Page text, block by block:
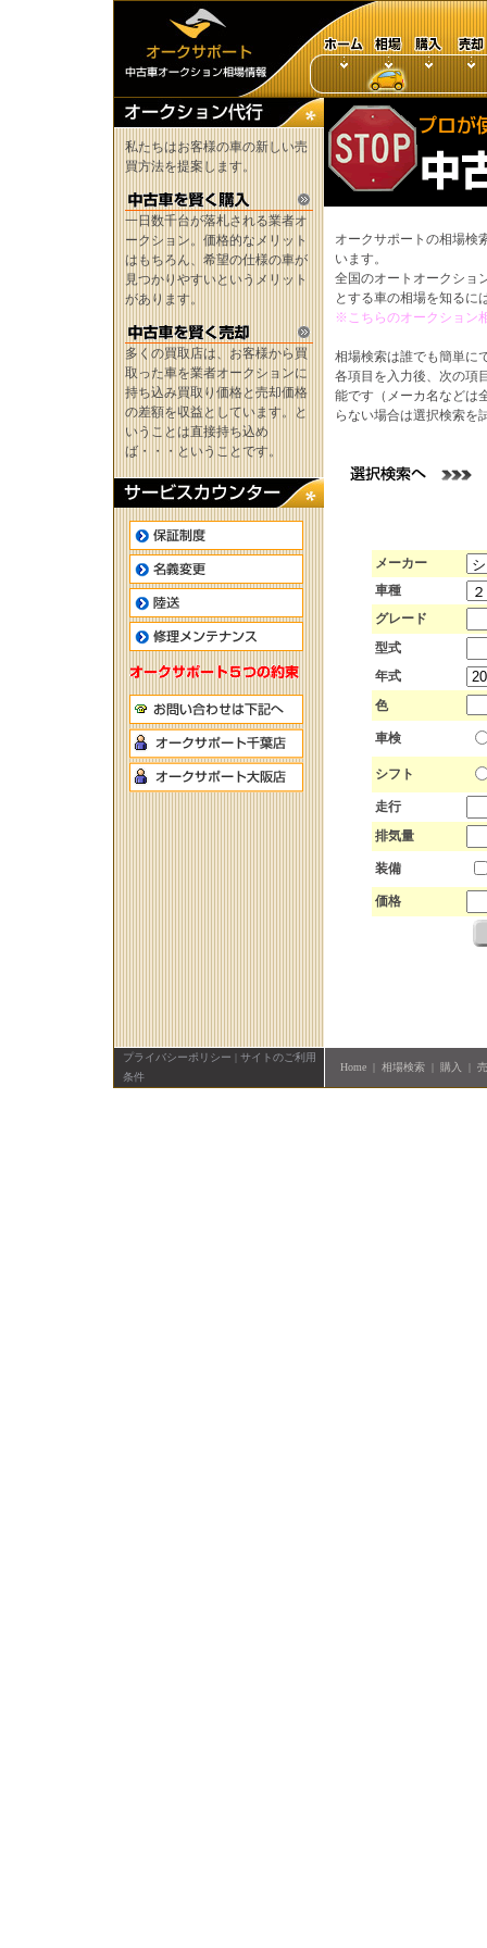
私たちはお客様の車の新しい売
買方法を提案します。
一日数千台が落札される業者オ
ークション。価格的なメリット
はもちろん、希望の仕様の車が
見つかりやすいというメリット
があります。
多くの買取店は、お客様から買
取った車を業者オークションに
持ち込み買取り価格と売却価格
の差額を収益としています。と
いうことは直接持ち込め
ば・・・ということです。
オークサポートの相場検
います。
全国のオートオークショ
とする車の相場を知るに
※こちらのオークション
相場検索は誰でも簡単に
各項目を入力後、次の項
能です（メーカ名などは
らない場合は選択検索を
メーカー
車種
グレード
型式
年式
色
車検
シフト
走行
排気量
装備
価格
プライバシーポリシー | サイトのご利用
条件
Home| 相場検索| 購入 |